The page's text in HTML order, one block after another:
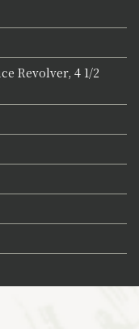
Revolver, 4 1/2